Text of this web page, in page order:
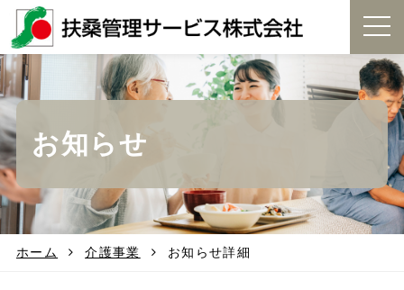
t
g
g
l
i
g
a
お知らせ
ホーム 介護事業 お知らせ詳細